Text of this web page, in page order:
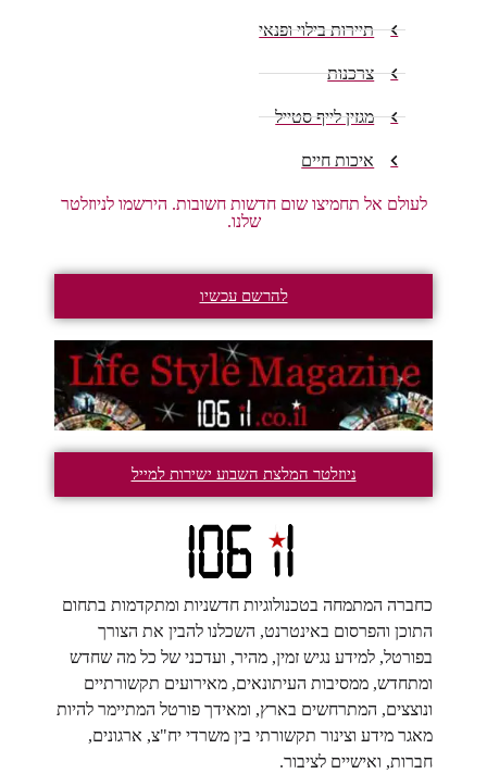
תיירות בילוי ופנאי
צרכנות
מגזין לייף סטייל
איכות חיים
לעולם אל תחמיצו שום חדשות חשובות. הירשמו לניוזלטר
שלנו.
להרשם עכשיו
ניוזלטר המלצת השבוע ישירות למייל
כחברה המתמחה בטכנולוגיות חדשניות ומתקדמות בתחום
התוכן והפרסום באינטרנט, השכלנו להבין את הצורך
בפורטל, למידע נגיש זמין, מהיר, ועדכני של כל מה שחדש
ומתחדש, ממסיבות העיתונאים, מאירועים תקשורתיים
ונוצצים, המתרחשים בארץ, ומאידך פורטל המתיימר להיות
מאגר מידע וצינור תקשורתי בין משרדי יח"צ, ארגונים,
חברות, ואישיים לציבור.